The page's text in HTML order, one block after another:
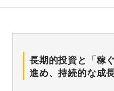
長期的投資と「稼
進め、持続的な成